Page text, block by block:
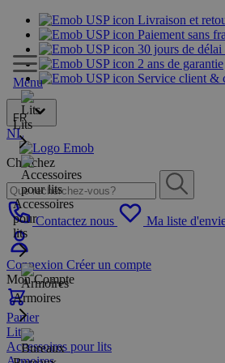
Livraison et
Paiement sans
30 jours de délai
2 ans de garantie
Service client &
FR
NL
Cherchez
Contactez nous Ma liste
Connexion Créer un compte
Mon Compte
Panier
Menu
Lits
Accessoires
pour
lits
Armoires
Lits
Accessoires pour lits